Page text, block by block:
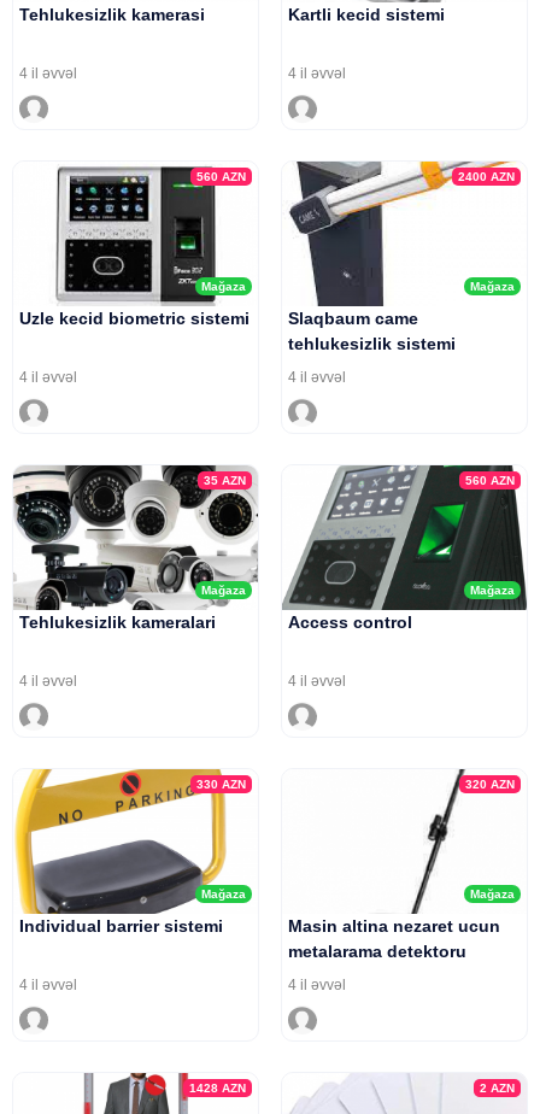
Tehlukesizlik kamerasi
4 il əvvəl
Kartli kecid sistemi
4 il əvvəl
Mağaza
560AZN
Uzle kecid biometric sistemi
4 il əvvəl
Mağaza
2400 AZN
Slaqbaum came
tehlukesizlik sistemi
4 il əvvəl
Mağaza
35AZN
Tehlukesizlik kameralari
4 il əvvəl
Mağaza
560 AZN
Access control
4 il əvvəl
Mağaza
330AZN
Individual barrier sistemi
4 il əvvəl
Mağaza
320 AZN
Masin altina nezaret ucun
metalarama detektoru
4 il əvvəl
1428AZN 2 AZN